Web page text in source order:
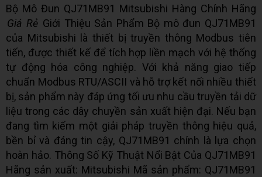
Bộ Mô Đun QJ71MB91 Mitsubishi Hàng Chính Hãng
Giá Rẻ Giới Thiệu Sản Phẩm Bộ mô đun QJ71MB91
của Mitsubishi là thiết bị truyền thông Modbus tiên
tiến, được thiết kế để tích hợp liền mạch với hệ thống
tự động hóa công nghiệp. Với khả năng giao tiếp
chuẩn Modbus RTU/ASCII và hỗ trợ kết nối nhiều thiết
bị, sản phẩm này đáp ứng tối ưu nhu cầu truyền tải dữ
liệu trong các dây chuyền sản xuất hiện đại. Nếu bạn
đang tìm kiếm một giải pháp truyền thông hiệu quả,
bền bỉ và đáng tin cậy, QJ71MB91 chính là lựa chọn
hoàn hảo. Thông Số Kỹ Thuật Nổi Bật Của QJ71MB91
Hãng sản xuất: Mitsubishi Mã sản phẩm: QJ71MB91